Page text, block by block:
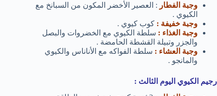
وجبة الفطار : العصير الأخضر المكون من السبانخ مع
الكيوي .
وجبة خفيفة : كوب كيوي .
وجبة الغذاء : سلطة الكيوي مع الخضروات والبصل
والجزر وتبيلة القشطة الحامضة .
وجبة العشاء : سلطة الفواكه مع الأناناس والكيوي
والمانجو .
رجيم الكيوي اليوم الثالث :